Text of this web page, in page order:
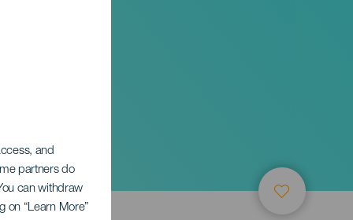
and
partners do
can withdraw
on “Learn More”